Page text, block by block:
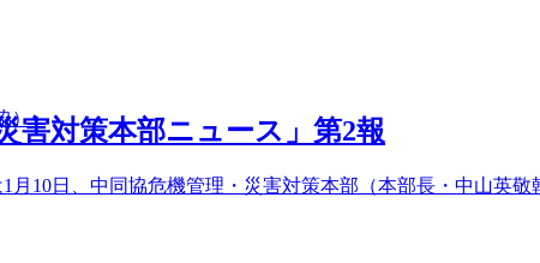
）害対策本部ニュース」第2報
10日、中同協危機管理・災害対策本部（本部長・中山英